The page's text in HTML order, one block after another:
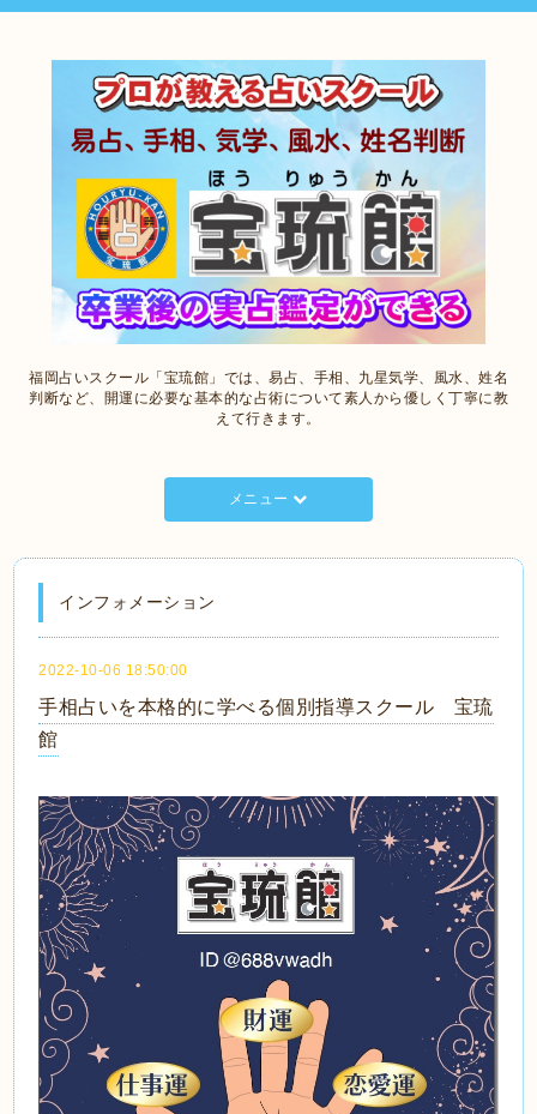
福岡占いスクール「宝琉館」では、易占、手相、九星気学、風水、姓名
判断など、開運に必要な基本的な占術について素人から優しく丁寧に教
えて行きます。
メニュー
インフォメーション
2022-10-06 18:50:00
手相占いを本格的に学べる個別指導スクール 宝琉
館